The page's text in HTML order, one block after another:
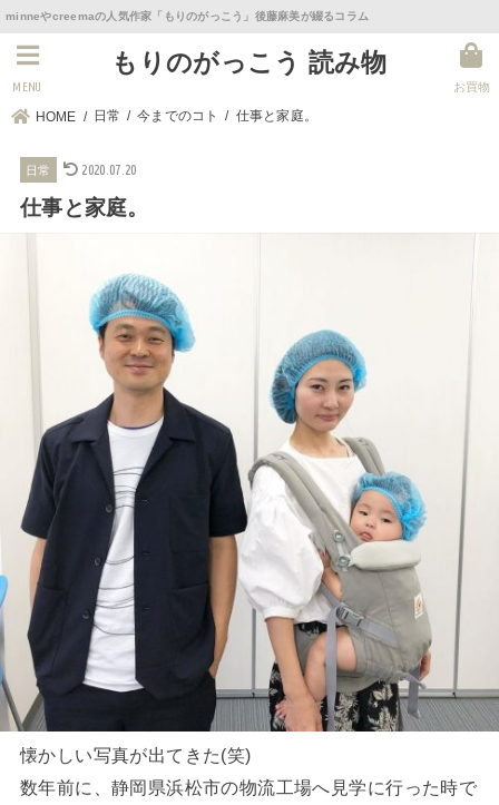
minneやcreemaの人気作家「もりのがっこう」後藤麻美が綴るコラム
もりのがっこう 読み物
お買物
MENU
HOME 日常 今までのコト 仕事と家庭。
日常 2020.07.20
仕事と家庭。
懐かしい写真が出てきた(笑)
数年前に、静岡県浜松市の物流工場へ見学に行った時で